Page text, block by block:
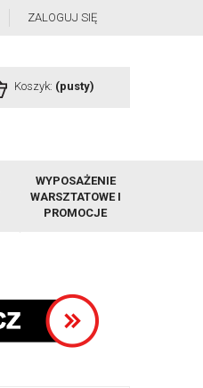
ZALOGUJ SIĘ
Koszyk: (pusty)
WYPOSAŻENIE
WARSZTATOWE I
PROMOCJE